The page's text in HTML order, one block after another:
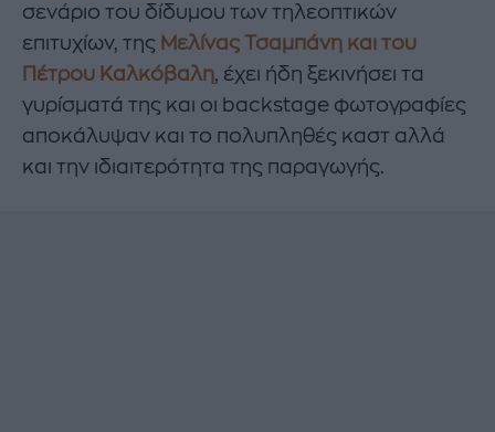
σενάριο του δίδυμου των τηλεοπτικών
επιτυχίων, της Μελίνας Τσαμπάνη και του
Πέτρου Καλκόβαλη, έχει ήδη ξεκινήσει τα
γυρίσματά της και οι backstage φωτογραφίες
αποκάλυψαν και το πολυπληθές καστ αλλά
και την ιδιαιτερότητα της παραγωγής.